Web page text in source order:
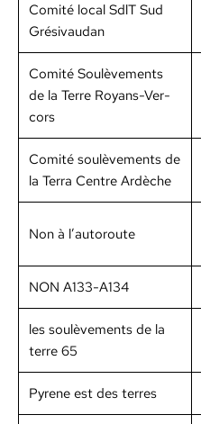
Comité local SdlT Sud
Gré­si­vau­dan
Comité Soulève­ments
de la Terre Roy­ans-Ver­
cors
Comité soulève­ments de
la Ter­ra Cen­tre Ardèche
Non à l’autoroute
NON A133-A134
les soulève­ments de la
terre 65
Pyrene est des ter­res